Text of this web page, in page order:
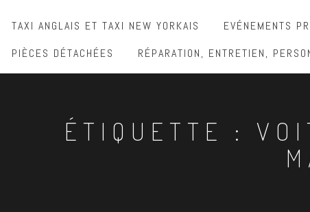
TAXI ANGLAIS ET TAXI NEW YORKAIS EVÉNEMENTS
PIÈCES DÉTACHÉES
RÉPARATION, ENTRETIEN,
ÉTIQUETTE :